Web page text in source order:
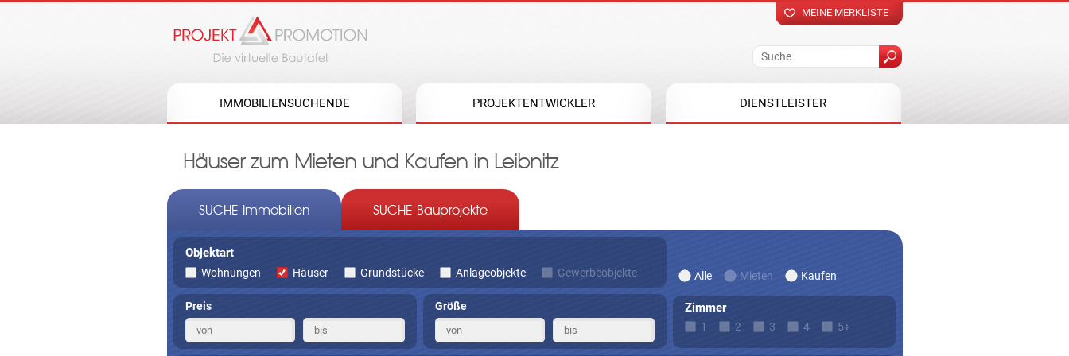
MEINE MERKLISTE
IMMOBILIENSUCHENDE PROJEKTENTWICKLER DIENSTLEISTER
Häuser zum Mieten und Kaufen in Leibnitz
SUCHE Immobilien SUCHE Bauprojekte
Objektart
Wohnungen Häuser Grundstücke Anlageobjekte Gewerbeobjekte Alle Mieten Kaufen
Preis Größe Zimmer
1 2 3 4 5+